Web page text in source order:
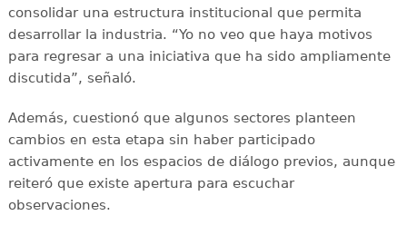
consolidar una estructura institucional que permita
desarrollar la industria. “Yo no veo que haya motivos
para regresar a una iniciativa que ha sido ampliamente
discutida”, señaló.
Además, cuestionó que algunos sectores planteen
cambios en esta etapa sin haber participado
activamente en los espacios de diálogo previos, aunque
reiteró que existe apertura para escuchar
observaciones.